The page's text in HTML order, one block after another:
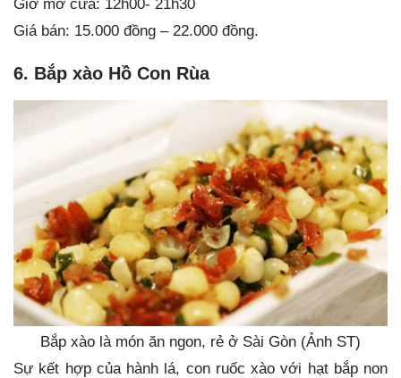
Giờ mở cửa: 12h00- 21h30
Giá bán: 15.000 đồng – 22.000 đồng.
6. Bắp xào Hồ Con Rùa
Bắp xào là món ăn ngon, rẻ ở Sài Gòn (Ảnh ST)
Sự kết hợp của hành lá, con ruốc xào với hạt bắp non